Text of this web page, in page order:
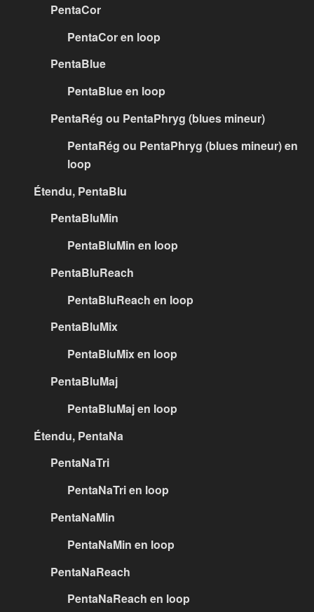
PentaCor
PentaCor en loop
PentaBlue
PentaBlue en loop
PentaRég ou PentaPhryg (blues mineur)
PentaRég ou PentaPhryg (blues mineur) en
loop
Étendu, PentaBlu
PentaBluMin
PentaBluMin en loop
PentaBluReach
PentaBluReach en loop
PentaBluMix
PentaBluMix en loop
PentaBluMaj
PentaBluMaj en loop
Étendu, PentaNa
PentaNaTri
PentaNaTri en loop
PentaNaMin
PentaNaMin en loop
PentaNaReach
PentaNaReach en loop